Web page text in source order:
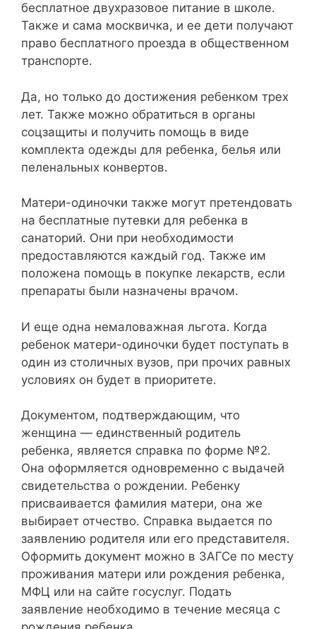
бесплатное двухразовое питание в школе.
Также и сама москвичка, и ее дети получают
право бесплатного проезда в общественном
транспорте.
Да, но только до достижения ребенком трех
лет. Также можно обратиться в органы
соцзащиты и получить помощь в виде
комплекта одежды для ребенка, белья или
пеленальных конвертов.
Матери-одиночки также могут претендовать
на бесплатные путевки для ребенка в
санаторий. Они при необходимости
предоставляются каждый год. Также им
положена помощь в покупке лекарств, если
препараты были назначены врачом.
И еще одна немаловажная льгота. Когда
ребенок матери-одиночки будет поступать в
один из столичных вузов, при прочих равных
условиях он будет в приоритете.
Документом, подтверждающим, что
женщина — единственный родитель
ребенка, является справка по форме №2.
Она оформляется одновременно с выдачей
свидетельства о рождении. Ребенку
присваивается фамилия матери, она же
выбирает отчество. Справка выдается по
заявлению родителя или его представителя.
Оформить документ можно в ЗАГСе по месту
проживания матери или рождения ребенка,
МФЦ или на сайте госуслуг. Подать
заявление необходимо в течение месяца с